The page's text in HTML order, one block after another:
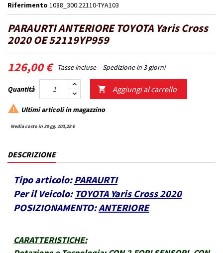
Riferimento 1088_300.22110-TYA103
PARAURTI ANTERIORE TOYOTA Yaris Cross
2020 OE 52119YP959
126,00 € Tasse incluse Spedizione in 3 giorni
Quantità  Aggiungi al carrello
 Ultimi articoli in magazzino
Media costo in 30 gg. 103,28 €
DESCRIZIONE
Tipo articolo: PARAURTI
Per il Veicolo: TOYOTA Yaris Cross 2020
POSIZIONAMENTO:ANTERIORE
CARATTERISTICHE: